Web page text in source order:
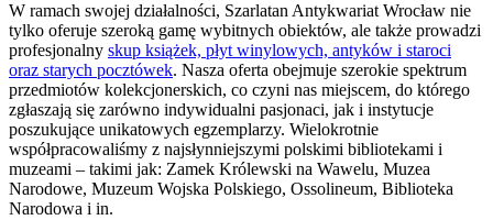
W ramach swojej działalności, Szarlatan Antykwariat Wrocław nie
tylko oferuje szeroką gamę wybitnych obiektów, ale także prowadzi
profesjonalny skup książek, płyt winylowych, antyków i staroci
oraz starych pocztówek. Nasza oferta obejmuje szerokie spektrum
przedmiotów kolekcjonerskich, co czyni nas miejscem, do którego
zgłaszają się zarówno indywidualni pasjonaci, jak i instytucje
poszukujące unikatowych egzemplarzy. Wielokrotnie
współpracowaliśmy z najsłynniejszymi polskimi bibliotekami i
muzeami – takimi jak: Zamek Królewski na Wawelu, Muzea
Narodowe, Muzeum Wojska Polskiego, Ossolineum, Biblioteka
Narodowa i in.